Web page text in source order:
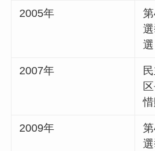
2005年
選
2007年
2009年